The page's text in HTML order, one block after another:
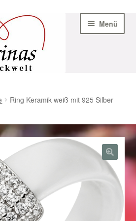
Menü
2023
2024
Ring Keramik weiß mit 925 Silber